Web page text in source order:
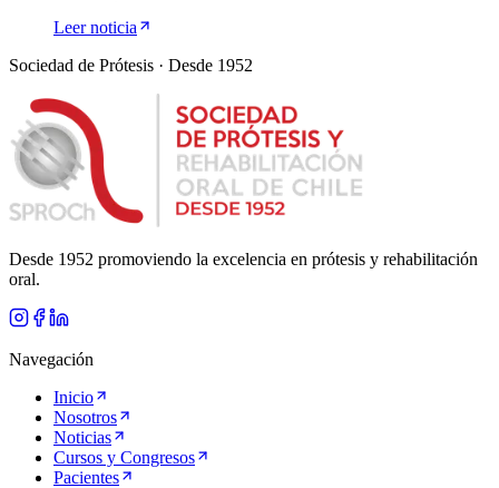
Leer noticia
Sociedad de Prótesis · Desde 1952
Desde 1952 promoviendo la excelencia en prótesis y rehabilitación
oral.
Navegación
Inicio
Nosotros
Noticias
Cursos y Congresos
Pacientes